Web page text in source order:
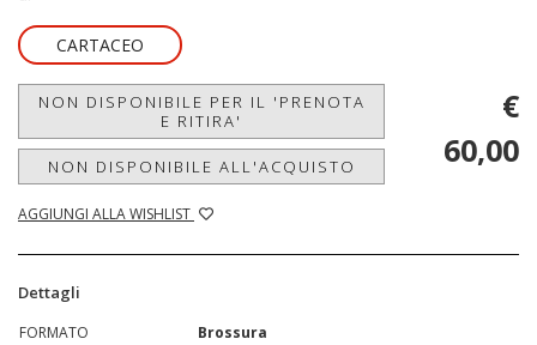
CARTACEO
NON DISPONIBILE PER IL 'PRENOTA
E RITIRA'
NON DISPONIBILE ALL'ACQUISTO
AGGIUNGI ALLA WISHLIST
€
60,00
Dettagli
FORMATO
Brossura